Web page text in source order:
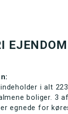
EJENDOM
i alt
boliger. 3
egnede for